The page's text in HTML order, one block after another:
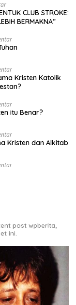
CLUB STROKE:
BERMAKNA”
Kristen Katolik
itu Benar?
Kristen dan Alkitab
post wpberita,
ini.